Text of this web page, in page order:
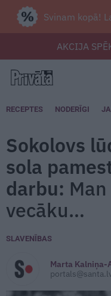
Svinam kopā!
AKCIJA
RECEPTES NODERĪGI
Sokolovs
sola
darbu:
vecāku…
SLAVENĪBAS
Marta Kalniņa-